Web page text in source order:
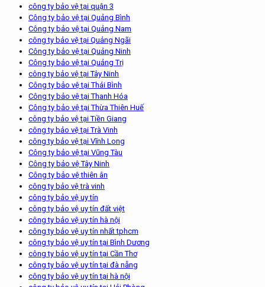
công ty bảo vệ tại quận 3
Công ty bảo vệ tại Quảng Bình
Công ty bảo vệ tại Quảng Nam
công ty bảo vệ tại Quảng Ngãi
Công ty bảo vệ tại Quảng Ninh
Công ty bảo vệ tại Quảng Trị
công ty bảo vệ tại Tây Ninh
Công ty bảo vệ tại Thái Bình
Công ty bảo vệ tại Thanh Hóa
Công ty bảo vệ tại Thừa Thiên Huế
công ty bảo vệ tại Tiền Giang
công ty bảo vệ tại Trà Vinh
công ty bảo vệ tại Vĩnh Long
Công ty bảo vệ tại Vũng Tàu
Công ty bảo vệ Tây Ninh
Công ty bảo vệ thiên ân
công ty bảo vệ trà vinh
công ty bảo vệ uy tín
công ty bảo vệ uy tín đất việt
công ty bảo vệ uy tín hà nội
công ty bảo vệ uy tín nhất tphcm
công ty bảo vệ uy tín tại Bình Dương
công ty bảo vệ uy tín tại Cần Thơ
công ty bảo vệ uy tín tại đà nẵng
công ty bảo vệ uy tín tại hà nội